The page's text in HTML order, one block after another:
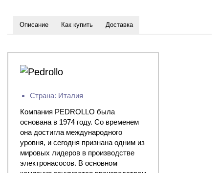
Описание Как купить Доставка
Страна: Италия
Компания PEDROLLO была
основана в 1974 году. Со временем
она достигла международного
уровня, и сегодня признана одним из
мировых лидеров в производстве
электронасосов. В основном